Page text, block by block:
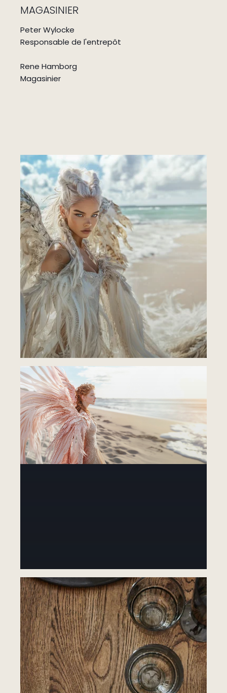
MAGASINIER
Peter Wylocke
Responsable de l'entrepôt
Rene Hamborg
Magasinier